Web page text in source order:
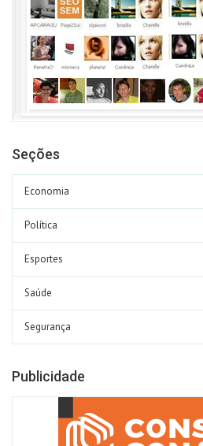
Seções
Economia
Política
Esportes
Saúde
Segurança
Publicidade